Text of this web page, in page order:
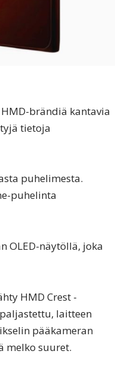
brändiä kantavia
tietoja
puhelimesta.
puhelinta
OLED-näytöllä, joka
HMD Crest -
laitteen
pääkameran
melko suuret.